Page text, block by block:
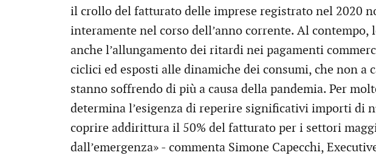
il crollo del fatturato delle imprese registrato nel 2020
interamente nel corso dell’anno corrente. Al contempo,
anche l’allungamento dei ritardi nei pagamenti
ciclici ed esposti alle dinamiche dei consumi, che non a
stanno soffrendo di più a causa della pandemia. Per
determina l’esigenza di reperire significativi importi di
coprire addirittura il 50% del fatturato per i settori
dall’emergenza» - commenta Simone Capecchi,